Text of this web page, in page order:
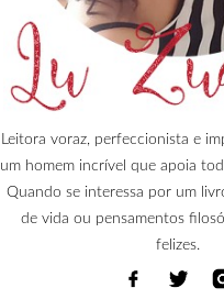
Leitora voraz, perfeccionista e
um homem incrível que apoia
Quando se interessa por um
de vida ou pensamentos
felizes.